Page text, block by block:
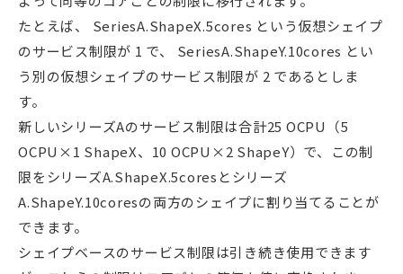
たとえば、 SeriesA.ShapeX.5cores という仮想シェイプ
のサービス制限が 1 で、 SeriesA.ShapeY.10cores とい
う別の仮想シェイプのサービス制限が 2 であるとしま
す。
新しいシリーズAのサービス制限は合計25 OCPU（5
OCPU×1 ShapeX、10 OCPU×2 ShapeY）で、この制
限をシリーズA.ShapeX.5coresとシリーズ
A.ShapeY.10coresの両方のシェイプに割り当てることが
できます。
シェイプベースのサービス制限は引き続き使用できます